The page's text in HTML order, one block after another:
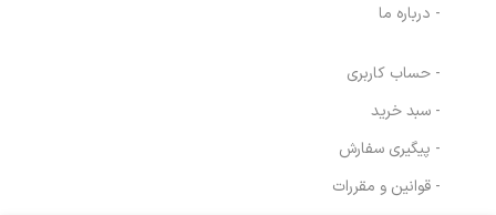
- درباره ما
- حساب کاربری
- سبد خرید
- پیگیری سفارش
- قوانین و مقررات